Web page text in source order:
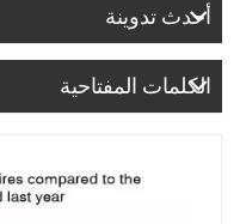
Italiano
Português
أحدث تدوينة
الكلمات المفتاحية